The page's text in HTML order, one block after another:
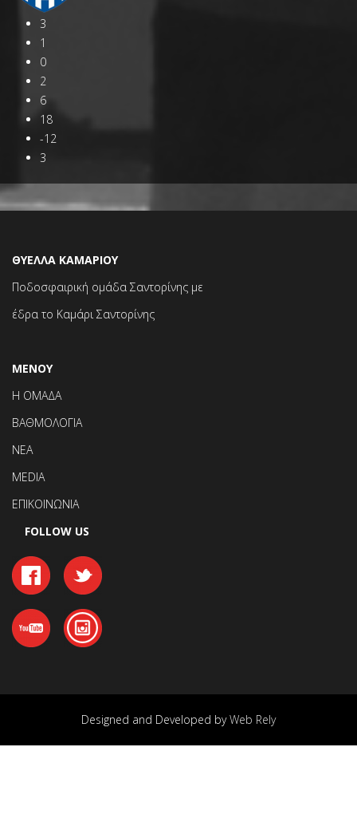
3
1
0
2
6
18
-12
3
ΘΥΕΛΛΑ ΚΑΜΑΡΙΟΥ
Ποδοσφαιρική ομάδα Σαντορίνης με
έδρα το Καμάρι Σαντορίνης
ΜΕΝΟΥ
Η ΟΜΑΔΑ
ΒΑΘΜΟΛΟΓΙΑ
ΝΕΑ
MEDIA
ΕΠΙΚΟΙΝΩΝΙΑ
FOLLOW US
Designed and Developed byWeb Rely